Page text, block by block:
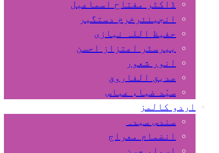
ڈاکٹر مفتاح اسماعیل
انجینئرخرم دستگیر
حفیظ اللہ نیازی
بیرسٹر اعتزاز احسن
انور شعور
صدیق الفاروق
سیّد ضیاء عباس
اردو کالمز
سندس سیدہ
انضمام معراج
اسماء حسن